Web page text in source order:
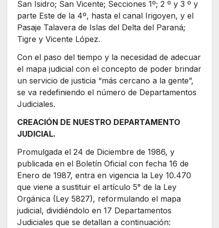
San Isidro; San Vicente; Secciones 1º; 2 º y 3 º y
parte Este de la 4º, hasta el canal Irigoyen, y el
Pasaje Talavera de Islas del Delta del Paraná;
Tigre y Vicente López.
Con el paso del tiempo y la necesidad de adecuar
el mapa judicial con el concepto de poder brindar
un servicio de justicia “más cercano a la gente”,
se va redefiniendo el número de Departamentos
Judiciales.
CREACIÓN DE NUESTRO DEPARTAMENTO
JUDICIAL.
Promulgada el 24 de Diciembre de 1986, y
publicada en el Boletín Oficial con fecha 16 de
Enero de 1987, entra en vigencia la Ley 10.470
que viene a sustituir el artículo 5° de la Ley
Orgánica (Ley 5827), reformulando el mapa
judicial, dividiéndolo en 17 Departamentos
Judiciales que se detallan a continuación: